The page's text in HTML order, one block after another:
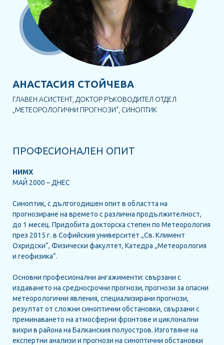
АНАСТАСИЯ СТОЙЧЕВА
ГЛАВЕН АСИСТЕНТ, ДОКТОР РЪКОВОДИТЕЛ ОТДЕЛ
„МЕТЕОРОЛОГИЧНИ ПРОГНОЗИ“, СИНОПТИК
ПРОФЕСИОНАЛЕН ОПИТ
НИМХ
МАЙ 2000 – ДНЕС
Синоптик, с дългогодишен опит в областта на
прогнозиране на времето с различна продължителност,
до 1 месец. Придобита докторска степен по Метеорология
през 2015 г. в Софийския университет „Св. Климент
Охридски“, Физически факултет, Катедра „Метеорология
и геофизика“.
Основни професионални ангажименти: свързани с
издаването на средносрочни прогнози, прогнози за опасни
метеорологични явления, специализирани прогнози,
резултат от сложни синоптични обстановки, свързани с
преминаването на атмосферни фронтове и циклонални
вихри в района на Балканския полуостров. Изготвяне на
експертни анализи и прогнози на синоптични обстановки
ЗА НАС
КОНТАКТ
ОБЩИ УСЛОВИЯ ЗА ПОЛЗВАНЕ
ПОЛИТИКА ЗА ИЗПОЛЗВАНЕ НА
БИСКВИТКИ